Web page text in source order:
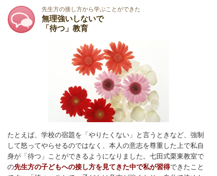
先生方の接し方から学ぶことができた
無理強いしないで
「待つ」教育
たとえば、学校の宿題を「やりたくない」と言うときなど、強制
して怒ってやらせるのではなく、本人の意志を尊重した上で私自
身が「待つ」ことができるようになりました。 七田式栗東教室で
の先生方の子どもへの接し方を見てきた中で私が習得できたこと